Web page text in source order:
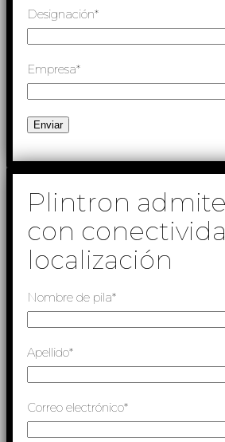
Designación*
Empresa*
Plintron
con
localización
Nombre de pila*
Apellido*
Correo electrónico*